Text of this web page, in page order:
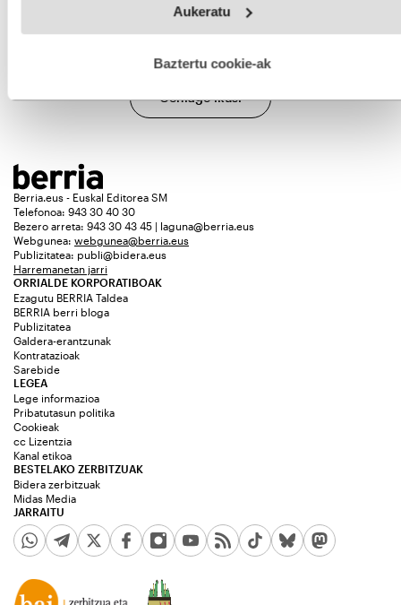
fitxategiak erabiltzen ditu. Zure esperientzia eta zerbitzuak
esplizitua ematen diguzu.Gehiago irakurri
Aukeratu
Baztertu cookie-ak
Gehiago ikusi
Berria.eus - Euskal Editorea SM
Telefonoa: 943 30 40 30
Bezero arreta: 943 30 43 45 | laguna@berria.eus
Webgunea: webgunea@berria.eus
Publizitatea: publi@bidera.eus
Harremanetan jarri
ORRIALDE KORPORATIBOAK
Ezagutu BERRIA Taldea
BERRIA berri bloga
Publizitatea
Galdera-erantzunak
Kontratazioak
Sarebide
JARRAITU
LEGEA
Lege informazioa
Pribatutasun politika
Cookieak
cc Lizentzia
Kanal etikoa
BESTELAKO ZERBITZUAK
Bidera zerbitzuak
Midas Media